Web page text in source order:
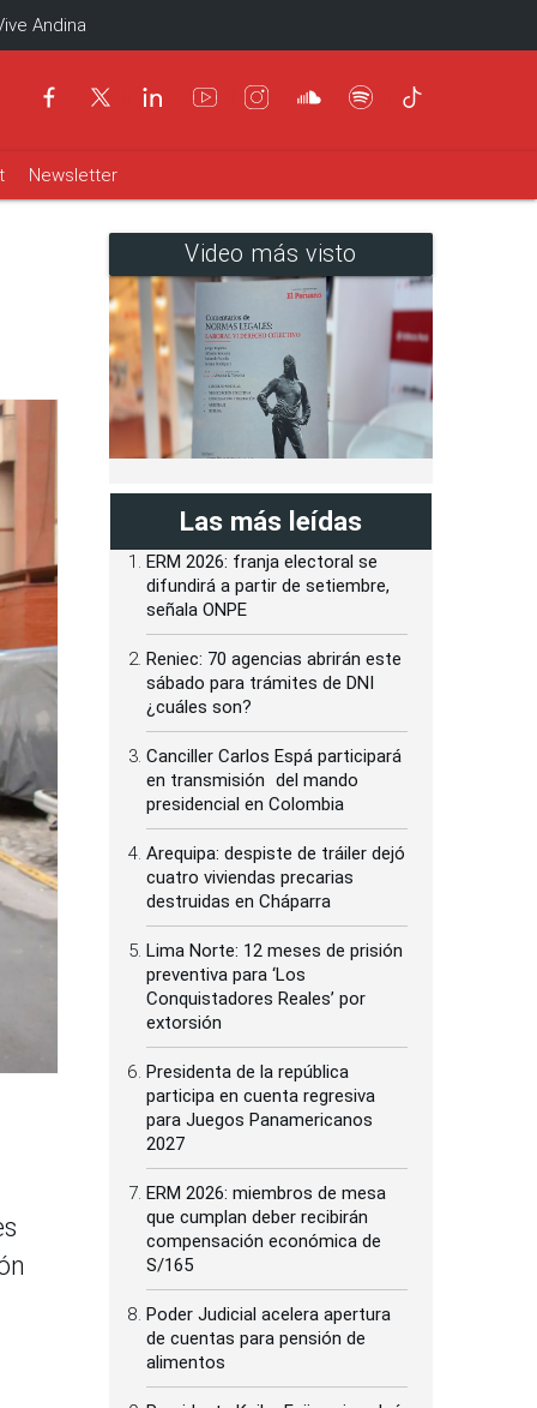
Andina
Newsletter
Video más visto
Las más leídas
ERM 2026: franja electoral se
difundirá a partir de setiembre,
señala ONPE
Reniec: 70 agencias abrirán este
sábado para trámites de DNI
¿cuáles son?
Canciller Carlos Espá participará
en transmisión del mando
presidencial en Colombia
Arequipa: despiste de tráiler dejó
cuatro viviendas precarias
destruidas en Cháparra
Lima Norte: 12 meses de prisión
preventiva para ‘Los
Conquistadores Reales’ por
extorsión
Presidenta de la república
participa en cuenta regresiva
para Juegos Panamericanos
2027
ERM 2026: miembros de mesa
que cumplan deber recibirán
compensación económica de
S/165
Poder Judicial acelera apertura
de cuentas para pensión de
alimentos